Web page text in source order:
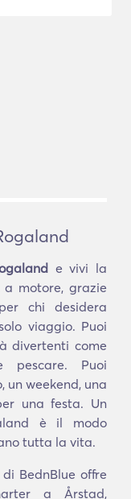
e vivi la
motore, grazie
chi desidera
viaggio. Puoi
divertenti come
pescare. Puoi
un weekend, una
una festa. Un
è il modo
tutta la vita.
BednBlue offre
a Årstad,